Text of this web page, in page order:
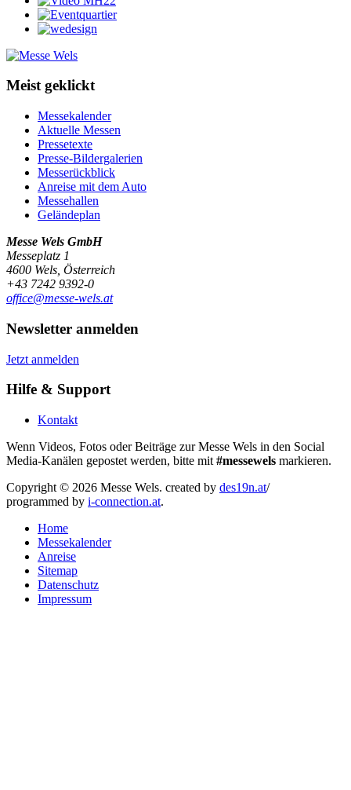
Meist geklickt
Messekalender
Aktuelle Messen
Pressetexte
Presse-Bildergalerien
Messerückblick
Anreise mit dem Auto
Messehallen
Geländeplan
Messe Wels GmbH
Messeplatz 1
4600 Wels, Österreich
+43 7242 9392-0
office@messe-wels.at
Newsletter anmelden
Jetzt anmelden
Hilfe & Support
Kontakt
Wenn Videos, Fotos oder Beiträge zur Messe Wels in den Social
Media-Kanälen gepostet werden, bitte mit #messewels markieren.
Copyright © 2026 Messe Wels. created by des19n.at/
programmed by i-connection.at.
Home
Messekalender
Anreise
Sitemap
Datenschutz
Impressum